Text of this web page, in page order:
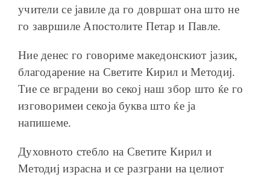
учители се јавиле да го довршат она што не
го завршиле Апостолите Петар и Павле.
Ние денес го говориме македонскиот јазик,
благодарение на Светите Кирил и Методиј.
Тие се вградени во секој наш збор што ќе го
изговоримеи секоја буква што ќе ја
напишеме.
Духовното стебло на Светите Кирил и
Методиј израсна и се разграни на целиот